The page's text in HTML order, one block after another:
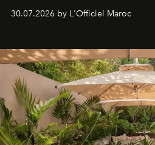
Lobby Bien-Être et Beauté,
neuro-cosmétique, parcours
entièreté, entre science des
reposants.
30.07.2026 by L'Officiel Maroc